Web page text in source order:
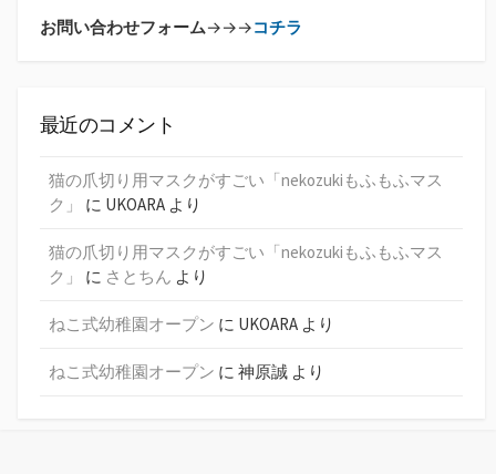
お問い合わせフォーム→→→コチラ
最近のコメント
猫の爪切り用マスクがすごい「nekozukiもふもふマス
ク」
に UKOARA より
猫の爪切り用マスクがすごい「nekozukiもふもふマス
ク」
に さとちん より
ねこ式幼稚園オープン に UKOARA より
ねこ式幼稚園オープン に 神原誠 より